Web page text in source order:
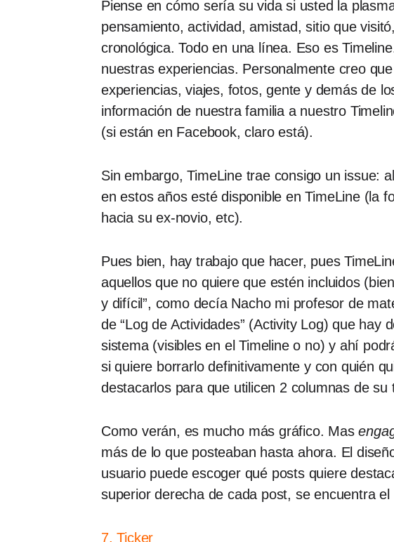
Piense en cómo sería su vida si usted la
pensamiento, actividad, amistad, sitio que
cronológica. Todo en una línea. Eso es
nuestras experiencias. Personalmente creo
experiencias, viajes, fotos, gente y demás de
información de nuestra familia a nuestro
(si están en Facebook, claro está).
Sin embargo, TimeLine trae consigo un issue:
en estos años esté disponible en TimeLine (la
hacia su ex-novio, etc).
Pues bien, hay trabajo que hacer, pues
aquellos que no quiere que estén incluidos
y difícil”, como decía Nacho mi profesor de
de “Log de Actividades” (Activity Log) que hay
sistema (visibles en el Timeline o no) y ahí
si quiere borrarlo definitivamente y con quién
destacarlos para que utilicen 2 columnas de su
Como verán, es mucho más gráfico. Mas
más de lo que posteaban hasta ahora. El
usuario puede escoger qué posts quiere
superior derecha de cada post, se encuentra
7. Ticker